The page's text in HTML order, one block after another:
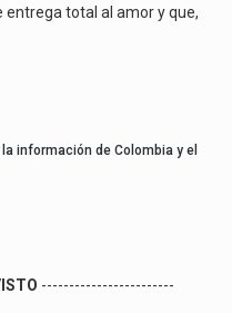
total al amor y que,
información de Colombia y el
------------------------